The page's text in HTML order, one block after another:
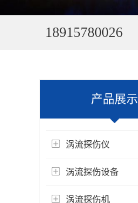
18915780026
产品展示
涡流探伤仪
涡流探伤设备
涡流探伤机